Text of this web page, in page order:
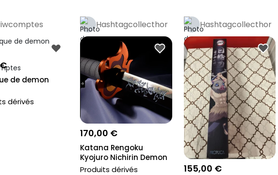
de demon
dérivés
Hashtagcollecthor
170,00 €
Katana Rengoku
Kyojuro Nichirin Demon
Slayer Banda...
Produits dérivés
Hashtagcollecthor
155,00 €